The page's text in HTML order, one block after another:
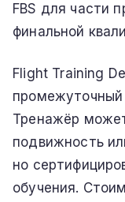
FBS для части
финальной
Flight Training
промежуточный
Тренажёр
подвижность
но
обучения.